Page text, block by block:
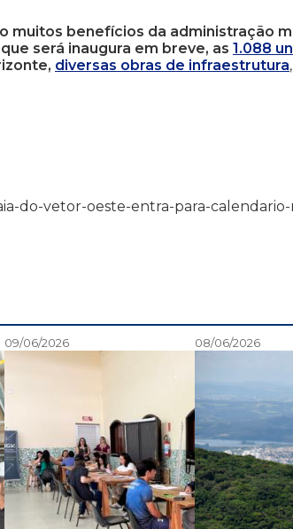
muitos benefícios da administração
que será inaugura em breve, as 1.088
diversas obras de infraestrutura
do-vetor-oeste-entra-para-
09/06/2026 08/06/2026